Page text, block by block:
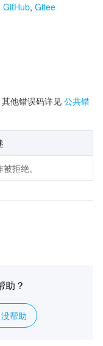
GitHub, Gitee
他错误码详见 公共错
拒绝。
助？
没帮助